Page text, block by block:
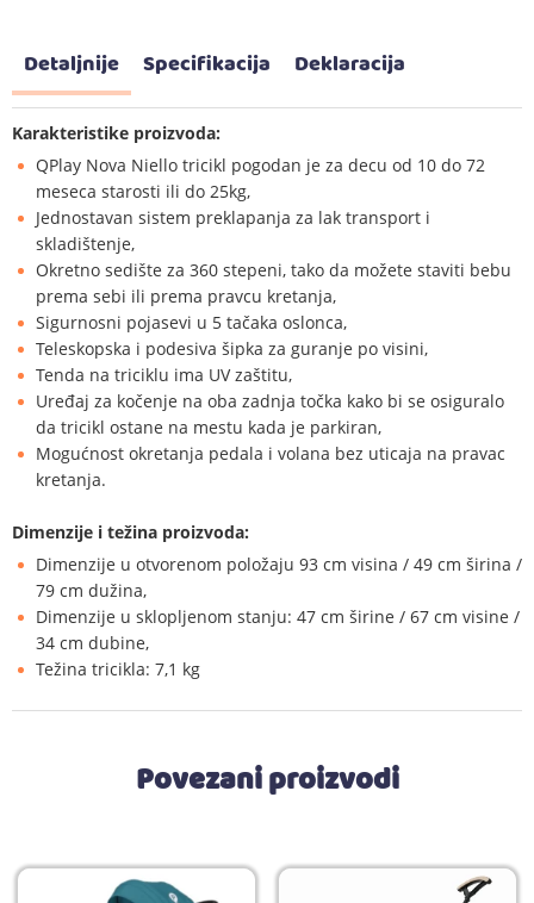
Detaljnije Specifikacija Deklaracija
Karakteristike proizvoda:
QPlay Nova Niello tricikl pogodan je za decu od 10 do 72
meseca starosti ili do 25kg,
Jednostavan sistem preklapanja za lak transport i
skladištenje,
Okretno sedište za 360 stepeni, tako da možete staviti bebu
prema sebi ili prema pravcu kretanja,
Sigurnosni pojasevi u 5 tačaka oslonca,
Teleskopska i podesiva šipka za guranje po visini,
Tenda na triciklu ima UV zaštitu,
Uređaj za kočenje na oba zadnja točka kako bi se osiguralo
da tricikl ostane na mestu kada je parkiran,
Mogućnost okretanja pedala i volana bez uticaja na pravac
kretanja.
Dimenzije i težina proizvoda:
Dimenzije u otvorenom položaju 93 cm visina / 49 cm širina /
79 cm dužina,
Dimenzije u sklopljenom stanju: 47 cm širine / 67 cm visine /
34 cm dubine,
Težina tricikla: 7,1 kg
Povezani proizvodi